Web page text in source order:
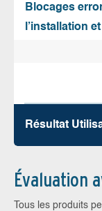
Blocages
l’installation
Résultat
Évaluation
Tous les produits